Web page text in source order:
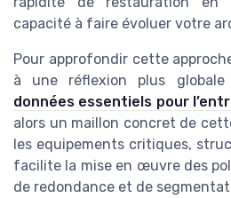
capacité à faire évoluer votre
Pour approfondir cette
à une réflexion plus
données essentiels pour
alors un maillon concret de
les equipements critiques,
facilite la mise en œuvre des
de redondance et de